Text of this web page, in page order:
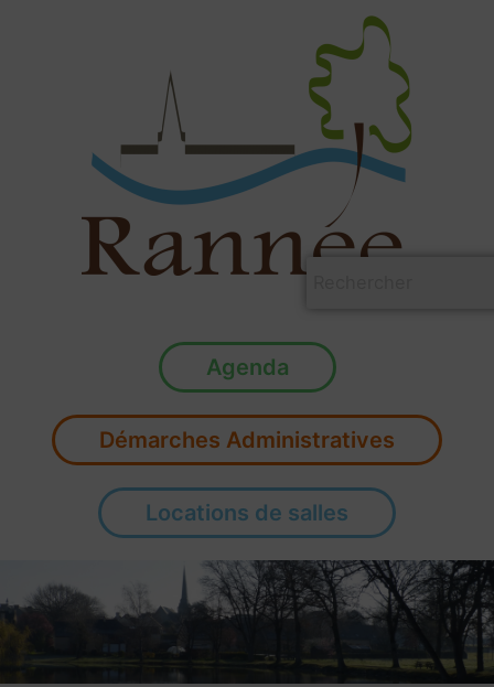
Agenda
Démarches Administratives
Locations de salles